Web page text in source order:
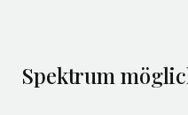
Spektrum